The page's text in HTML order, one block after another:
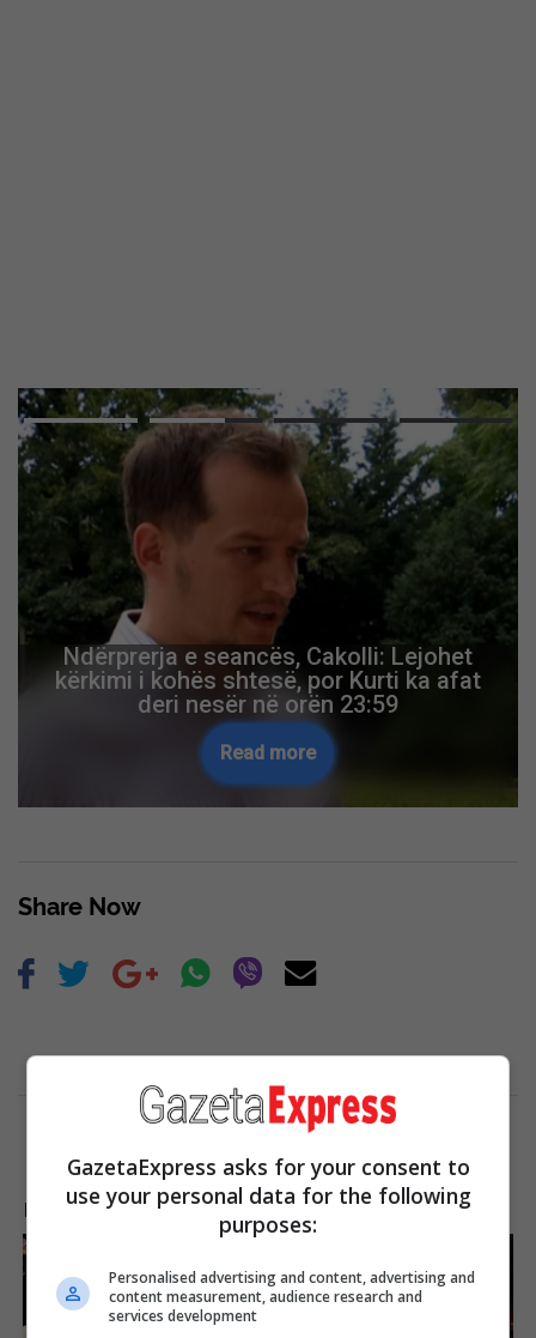
Ndërprerja e seancës, Cakolli: Lejohet
kërkimi i kohës shtesë, por Kurti ka afat
deri nesër në orën 23:59
Read more
Share Now
LAJME NGA INTERNETI
GazetaExpress asks for your consent to
use your personal data for the following
purposes:
Personalised advertising and content, advertising and
content measurement, audience research and
services development